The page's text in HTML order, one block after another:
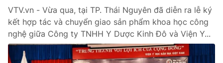
Liên hệ tòa soạn English
VTV.vn - Vừa qua, tại TP. Thái Nguyên đã diễn ra lễ ký
kết hợp tác và chuyển giao sản phẩm khoa học công
nghệ giữa Công ty TNHH Y Dược Kinh Đô và Viện Y...